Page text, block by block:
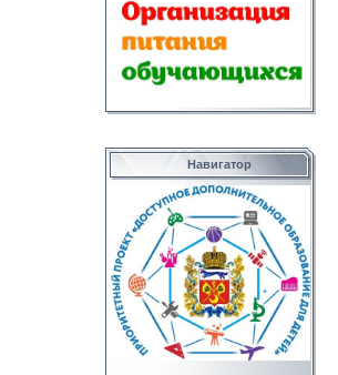
Навигатор